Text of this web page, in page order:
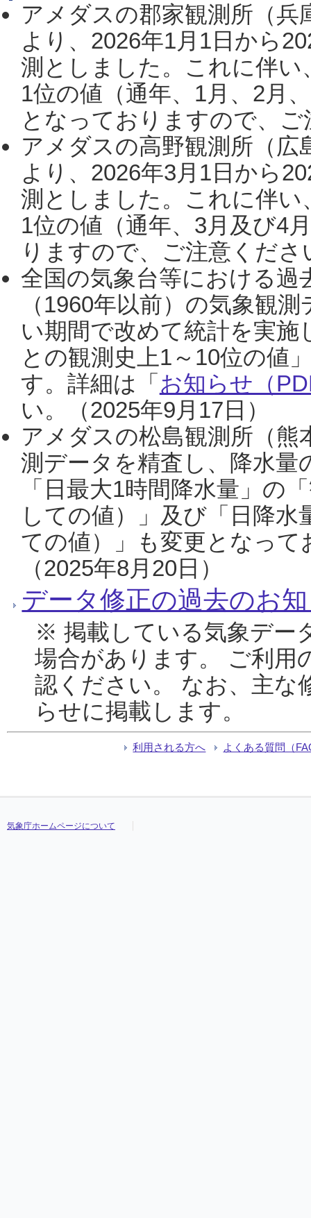
アメダスの郡家観測所（
より、2026年1月1日から
測としました。これに伴い
1位の値（通年、1月、2月
となっておりますので、
アメダスの高野観測所（
より、2026年3月1日から
測としました。これに伴い
1位の値（通年、3月及び4
りますので、ご注意くだ
全国の気象台等における過
（1960年以前）の気象観
い期間で改めて統計を実
との観測史上1～10位の値
す。詳細は「 お知らせ（
い。（2025年9月17日）
アメダスの松島観測所（熊
測データを精査し、降水
「日最大1時間降水量」の
しての値）」及び「日降
ての値）」も変更となっ
（2025年8月20日）
データ修正の過去のお
※ 掲載している気象デー
場合があります。 ご利用
認ください。 なお、主な
らせに掲載します。
利用される方へ よくある質問（
気象庁ホームページについて